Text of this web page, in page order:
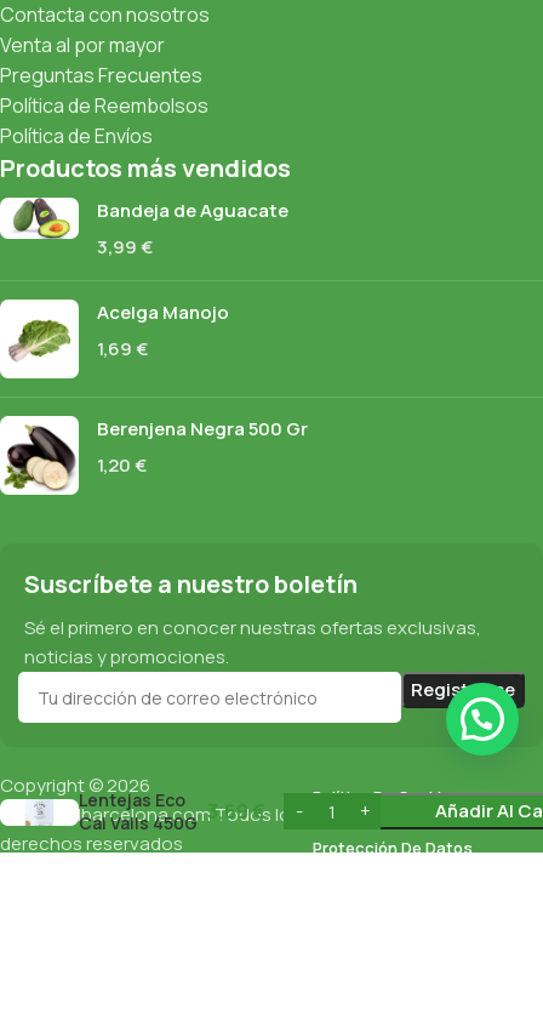
Contacta con nosotros
Venta al por mayor
Preguntas Frecuentes
Política de Reembolsos
Política de Envíos
Productos más vendidos
Bandeja de Aguacate
3,99€
Acelga Manojo
1,69€
Berenjena Negra 500 Gr
1,20€
Suscríbete a nuestro boletín
Sé el primero en conocer nuestras ofertas exclusivas,
noticias y promociones.
Copyright © 2026
esnaturalbarcelona.com Todos los
derechos reservados
Política De Cookies
Protección De Datos
Lentejas Eco
Cal Valls 450G 3,69€ Añadir Al